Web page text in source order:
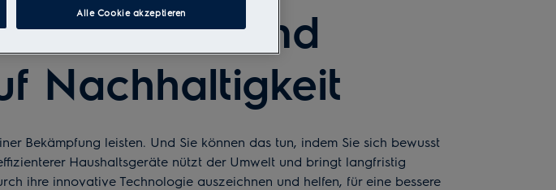
und
Nachhaltigkeit
Bekämpfung leisten. Und Sie können das tun, indem Sie sich bewusst
Haushaltsgeräte nützt der Umwelt und bringt langfristig
ihre innovative Technologie auszeichnen und helfen, für eine bessere
Alle Cookie akzeptieren